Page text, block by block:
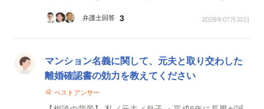
て精神...
弁護士回答 3 2026年07月30日
マンション名義に関して、元夫と取り交わした
離婚確認書の効力を教えてください
ベストアンサー